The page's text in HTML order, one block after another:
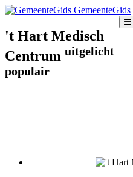
GemeenteGids
't Hart Medisch
Centrum uitgelicht
populair